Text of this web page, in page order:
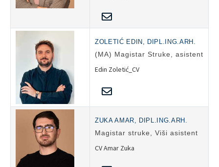
ZOLETIĆ EDIN, DIPL.ING.ARH.
(MA) Magistar Struke, asistent
Edin Zoletić_CV
ZUKA AMAR, DIPL.ING.ARH.
Magistar struke, Viši asistent
CV Amar Zuka